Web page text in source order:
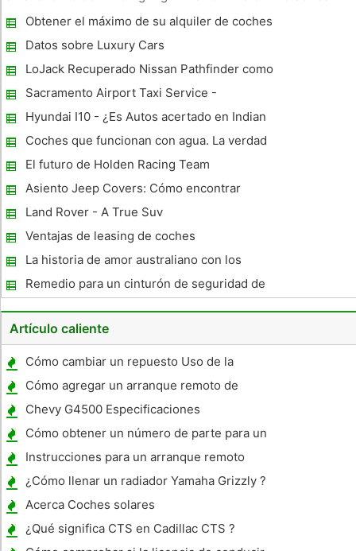
equipo RC Motorsport finalizó sexto puntos tanto
inmediatamente se acum
Obtener el máximo de su alquiler de coches
Budget
Datos sobre Luxury Cars
LoJack Recuperado Nissan Pathfinder como
el número 100.000 vehículos robados
Obtenido
Sacramento Airport Taxi Service -
Encontrar una Reliable One
Hyundai I10 - ¿Es Autos acertado en Indian
Road
Coches que funcionan con agua. La verdad
sobre el Agua Coches de energía.
El futuro de Holden Racing Team
Asiento Jeep Covers: Cómo encontrar
fundas de asiento de calidad
Land Rover - A True Suv
Ventajas de leasing de coches
La historia de amor australiano con los
coches europeos
Remedio para un cinturón de seguridad de
Screeching
Artículo caliente
Cómo cambiar un repuesto Uso de la
pequeña de repuesto en el 2003 Chrysler
Town & Country
Cómo agregar un arranque remoto de
coches
Chevy G4500 Especificaciones
Cómo obtener un número de parte para un
Toyota 4Runner
Instrucciones para un arranque remoto
Windstar
¿Cómo llenar un radiador Yamaha Grizzly ?
Acerca Coches solares
¿Qué significa CTS en Cadillac CTS ?